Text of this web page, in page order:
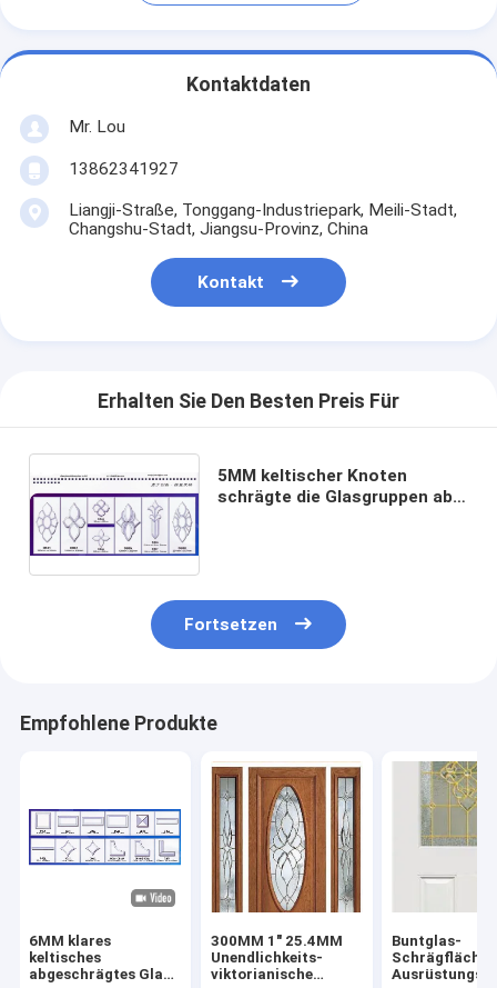
Kontaktdaten
Mr. Lou
13862341927
Liangji-Straße, Tonggang-Industriepark, Meili-Stadt,
Changshu-Stadt, Jiangsu-Provinz, China
Kontakt
Erhalten Sie Den Besten Preis Für
5MM keltischer Knoten
schrägte die Glasgruppen ab,
Fortsetzen
Empfohlene Produkte
6MM klares
keltisches
abgeschrägtes Glas
300MM 1" 25.4MM
Unendlichkeits-
viktorianische
Buntglas-
Ausrüstungs-